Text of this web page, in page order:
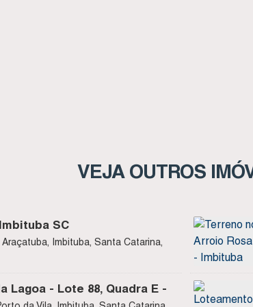
VEJA OUTROS
SC
Araçatuba, Imbituba, Santa Catarina,
Lagoa - Lote 88, Quadra E -
SC